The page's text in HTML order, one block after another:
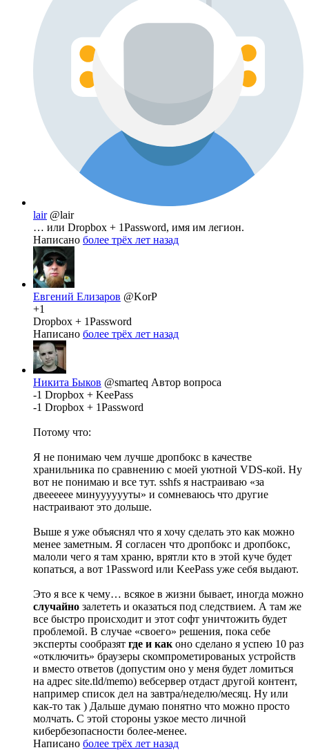
lair @lair
… или Dropbox + 1Password, имя им легион.
Написано более трёх лет назад
Евгений Елизаров @KorP
+1
Dropbox + 1Password
Написано более трёх лет назад
Никита Быков @smarteq Автор вопроса
-1 Dropbox + KeePass
-1 Dropbox + 1Password
Потому что:
Я не понимаю чем лучше дропбокс в качестве
хранильника по сравнению с моей уютной VDS-кой. Ну
вот не понимаю и все тут. sshfs я настраиваю «за
двееееее минууууууты» и сомневаюсь что другие
настраивают это дольше.
Выше я уже объяснял что я хочу сделать это как можно
менее заметным. Я согласен что дропбокс и дропбокс,
малоли чего я там храню, врятли кто в этой куче будет
копаться, а вот 1Password или KeePass уже себя выдают.
Это я все к чему… всякое в жизни бывает, иногда можно
случайно залететь и оказаться под следствием. А там же
все быстро происходит и этот софт уничтожить будет
проблемой. В случае «своего» решения, пока себе
эксперты сообразят где и как оно сделано я успею 10 раз
«отключить» браузеры скомпрометированых устройств
и вместо ответов (допустим оно у меня будет ломиться
на адрес site.tld/memo) вебсервер отдаст другой контент,
например список дел на завтра/неделю/месяц. Ну или
как-то так ) Дальше думаю понятно что можно просто
молчать. С этой стороны узкое место личной
кибербезопасности более-менее.
Написано более трёх лет назад